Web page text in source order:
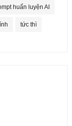
huấn luyện AI
tức thì